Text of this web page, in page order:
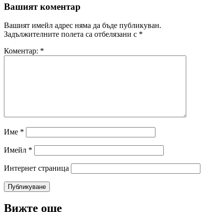
Вашият коментар
Вашият имейл адрес няма да бъде публикуван.
Задължителните полета са отбелязани с *
Коментар: *
Име *
Имейл *
Интернет страница
Вижте още